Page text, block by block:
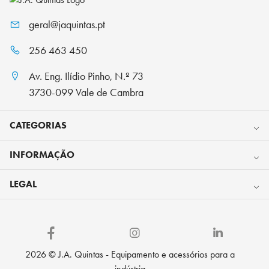
geral@jaquintas.pt
256 463 450
Av. Eng. Ilídio Pinho, N.º 73
3730-099 Vale de Cambra
CATEGORIAS
INFORMAÇÃO
LEGAL
2026 © J.A. Quintas - Equipamento e acessórios para a